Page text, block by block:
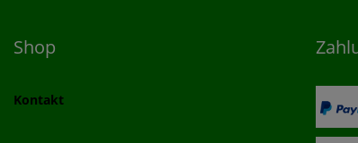
Shop
Kontakt